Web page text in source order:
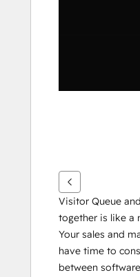
시
오.
Visitor Queue
together is like a
Your sales and
have time to
between